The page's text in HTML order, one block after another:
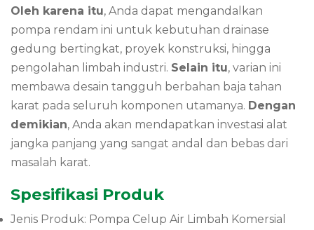
Oleh karena itu, Anda dapat mengandalkan
pompa rendam ini untuk kebutuhan drainase
gedung bertingkat, proyek konstruksi, hingga
pengolahan limbah industri. Selain itu, varian ini
membawa desain tangguh berbahan baja tahan
karat pada seluruh komponen utamanya. Dengan
demikian, Anda akan mendapatkan investasi alat
jangka panjang yang sangat andal dan bebas dari
masalah karat.
Spesifikasi Produk
Jenis Produk: Pompa Celup Air Limbah Komersial